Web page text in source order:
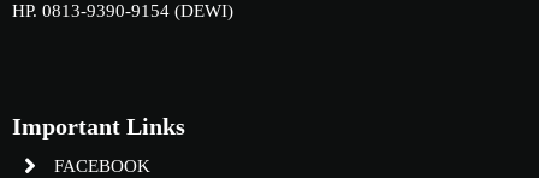
HP. 0813-9390-9154 (DEWI)
Important Links
FACEBOOK